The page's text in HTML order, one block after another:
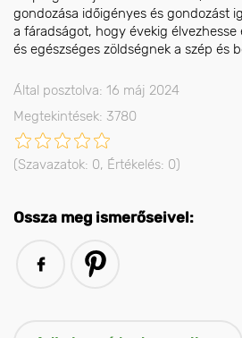
gondozása időigényes és gondozást
a fáradságot, hogy évekig
és egészséges zöldségnek a szép és
Által posztolva: 16 máj 2024
Megtekintések: 3780
(Szavazatok: 0, Értékelés: 0)
Ossza meg ismerőseivel: